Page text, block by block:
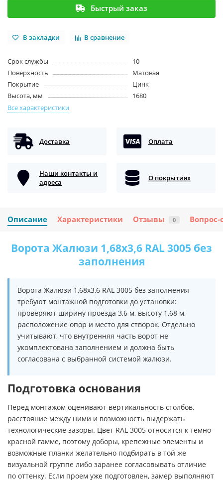
Быстрый заказ
В закладки В сравнение
Срок службы
10
Поверхность
Матовая
Покрытие
Цинк
Высота, мм
1680
Все характеристики
Доставка Оплата
Наши контакты и
адреса
О покрытиях
Описание Характеристики Отзывы 0 Вопрос-
Ворота Жалюзи 1,68х3,6 RAL 3005 без
заполнения
Ворота Жалюзи 1,68х3,6 RAL 3005 без заполнения
требуют монтажной подготовки до установки:
проверяют ширину проезда 3,6 м, высоту 1,68 м,
расположение опор и место для створок. Отдельно
учитывают, что внутренняя часть ворот не
укомплектована заполнением и должна быть
согласована с выбранной системой жалюзи.
Подготовка основания
Перед монтажом оценивают вертикальность столбов,
расстояние между ними и возможность выдержать
технологические зазоры. Цвет RAL 3005 относится к темно-
красной гамме, поэтому доборы, крепежные элементы и
возможные планки желательно подбирать в той же
визуальной группе либо заранее согласовывать отличие
по оттенку. Если проем уже подготовлен, замер выполняют